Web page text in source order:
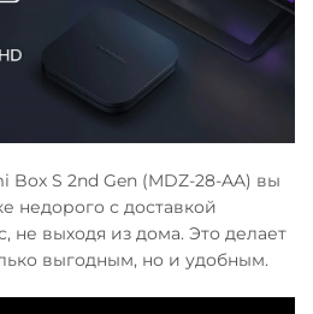
Box S 2nd Gen (MDZ-28-AA) вы
недорого с доставкой
не выходя из дома. Это делает
выгодным, но и удобным.